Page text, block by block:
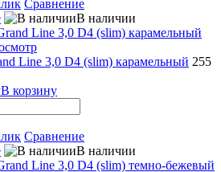
Сравнение
В наличии
Line 3,0 D4 (slim) карамельный 255
В корзину
Сравнение
В наличии